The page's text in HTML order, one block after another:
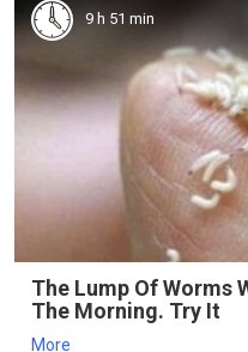
9 h 51 min
The Lump Of Worms
The Morning. Try It
More